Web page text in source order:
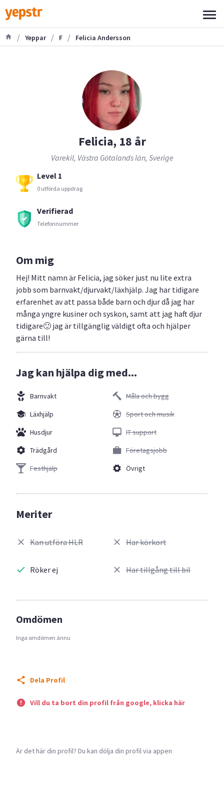
/ Yeppar / F / Felicia Andersson
Felicia, 18 år
Varekil, Västra Götalands län, Sverige
Level 1
0 utförda uppdrag
Verifierad
Telefonnummer
Om mig
Hej! Mitt namn är Felicia, jag söker just nu lite extra
jobb som barnvakt/djurvakt/läxhjälp. Jag har tidigare
erfarenhet av att passa både barn och djur då jag har
många yngre kusiner och syskon, samt att jag haft djur
tidigare🙂 jag är tillgänglig väldigt ofta och hjälper
gärna till!
Jag kan hjälpa dig med...
Barnvakt
Läxhjälp
Husdjur
Trädgård
Festhjälp
Måla och bygg
Sport och musik
IT support
Företagsjobb
Övrigt
Meriter
Kan utföra HLR
Röker ej
Har körkort
Har tillgång till bil
Omdömen
Inga omdömen ännu
Dela Profil
Vill du ta bort din profil från google, klicka här
Är det här din profil? Du kan dölja din profil via appen